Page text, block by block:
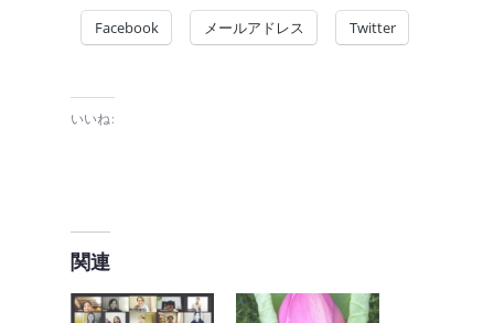
Facebook メールアドレス Twitter
いいね:
関連